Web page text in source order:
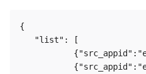
{
   "list": [